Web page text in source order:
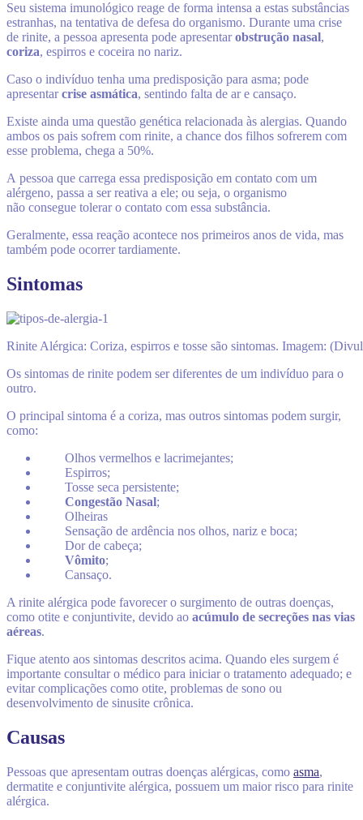
Seu sistema imunológico reage de forma intensa a estas substâncias
estranhas, na tentativa de defesa do organismo. Durante uma crise
de rinite, a pessoa apresenta pode apresentarobstrução nasal,
coriza, espirros e coceira no nariz.
Caso o indivíduo tenha uma predisposição para asma; pode
apresentarcrise asmática, sentindo falta de ar e cansaço.
Existe ainda uma questão genética relacionada às alergias. Quando
ambos os pais sofrem com rinite, a chance dos filhos sofrerem com
esse problema, chega a 50%.
A pessoa que carrega essa predisposição em contato com um
alérgeno, passa a ser reativa a ele; ou seja, o organismo
não consegue tolerar o contato com essa substância.
Geralmente, essa reação acontece nos primeiros anos de vida, mas
também pode ocorrer tardiamente.
Sintomas
Rinite Alérgica: Coriza, espirros e tosse são sintomas. Imagem:
Os sintomas de rinite podem ser diferentes de um indivíduo para o
outro.
O principal sintoma é a coriza, mas outros sintomas podem surgir,
como:
Olhos vermelhos e lacrimejantes;
Espirros;
Tosse seca persistente;
Congestão Nasal;
Olheiras
Sensação de ardência nos olhos, nariz e boca;
Dor de cabeça;
Vômito;
Cansaço.
A rinite alérgica pode favorecer o surgimento de outras doenças,
como otite e conjuntivite, devido ao acúmulo de secreções nas vias
aéreas.
Fique atento aos sintomas descritos acima. Quando eles surgem é
importante consultar o médico para iniciar o tratamento adequado; e
evitar complicações como otite, problemas de sono ou
desenvolvimento de sinusite crônica.
Causas
Pessoas que apresentam outras doenças alérgicas, como asma,
dermatite e conjuntivite alérgica, possuem um maior risco para rinite
alérgica.